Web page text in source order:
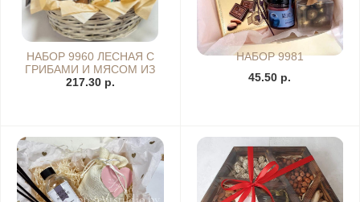
НАБОР 9960 ЛЕСНАЯ С
ГРИБАМИ И МЯСОМ ИЗ
ДИЧИ
217.30 р.
НАБОР 9981
45.50 р.